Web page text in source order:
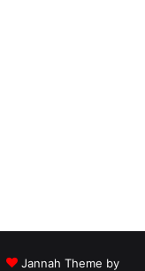
Jannah Theme by